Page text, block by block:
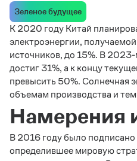
Зеленое будущее
К 2020 году Китай
электроэнергии,
источников, до 15%. В 2023-
достиг 31%, а к концу
превысить 50%. Солнечная
объемам производства и
Намерения
В 2016 году было
определившее мировую